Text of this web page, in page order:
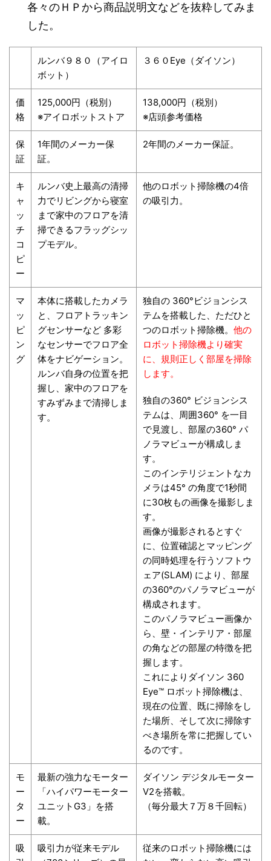
各々のＨＰから商品説明文などを抜粋してみま
した。
ルンバ９８０（アイロ
ボット）
３６０Eye（ダイソン）
価
格
125,000円（税別）
※アイロボットストア
138,000円（税別）
※店頭参考価格
保
証
1年間のメーカー保
証。
2年間のメーカー保証。
キ
ャ
ッ
チ
コ
ピ
ー
ルンバ史上最高の清掃
力でリビングから寝室
まで家中のフロアを清
掃できるフラッグシッ
プモデル。
他のロボット掃除機の4倍
の吸引力。
マ
ッ
ピ
ン
グ
本体に搭載したカメラ
と、フロアトラッキン
グセンサーなど 多彩
なセンサーでフロア全
体をナビゲーション。
ルンバ自身の位置を把
握し、家中のフロアを
すみずみまで清掃しま
す。
独自の 360°ビジョンシス
テムを搭載した、ただひと
つのロボット掃除機。 他の
ロボット掃除機より確実
に、規則正しく部屋を掃除
します。
独自の360° ビジョンシス
テムは、周囲360° を一目
で見渡し、部屋の360° パ
ノラマビューが構成しま
す。
このインテリジェントなカ
メラは45° の角度で1秒間
に30枚もの画像を撮影しま
す。
画像が撮影されるとすぐ
に、位置確認とマッピング
の同時処理を行うソフトウ
ェア(SLAM) により、部屋
の360°のパノラマビューが
構成されます。
このパノラマビュー画像か
ら、壁・インテリア・部屋
の角などの部屋の特徴を把
握します。
これによりダイソン 360
Eye™ ロボット掃除機は、
現在の位置、既に掃除をし
た場所、そして次に掃除す
べき場所を常に把握してい
るのです。
モ
ー
タ
ー
最新の強力なモーター
「ハイパワーモーター
ユニットG3」を搭
載。
ダイソン デジタルモーター
V2を搭載。
（毎分最大７万８千回転）
吸
吸引力が従来モデル
従来のロボット掃除機には